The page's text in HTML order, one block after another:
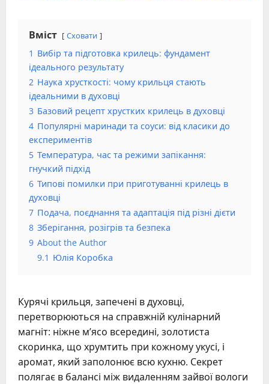
Вміст Сховати
1 Вибір та підготовка крилець: фундамент
ідеального результату
2 Наука хрусткості: чому крильця стають
ідеальними в духовці
3 Базовий рецепт хрустких крилець в духовці
4 Популярні маринади та соуси: від класики до
експериментів
5 Температура, час та режими запікання:
гнучкий підхід
6 Типові помилки при приготуванні крилець в
духовці
7 Подача, поєднання та адаптація під різні дієти
8 Зберігання, розігрів та безпека
9 About the Author
9.1 Юлія Коробка
Курячі крильця, запечені в духовці,
перетворюються на справжній кулінарний
магніт: ніжне м’ясо всередині, золотиста
скоринка, що хрумтить при кожному укусі, і
аромат, який заполонює всю кухню. Секрет
полягає в балансі між видаленням зайвої вологи